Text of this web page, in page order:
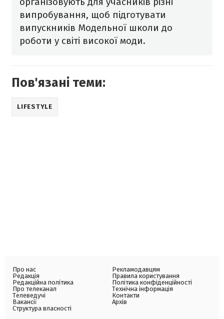
випробування, щоб підготувати
випускників Модельної школи до
роботи у світі високої моди.
Пов'язані теми:
LIFESTYLE
Про нас
Редакція
Редакційна політика
Про телеканал
Телеведучі
Вакансії
Структура власності
Рекламодавцям
Правила користування
Політика конфіденційності
Технічна інформація
Контакти
Архів